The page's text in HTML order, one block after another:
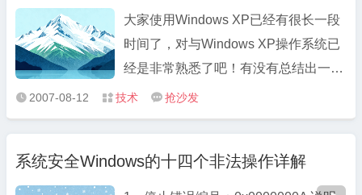
大家使用Windows XP已经有很长一段
时间了，对与Windows XP操作系统已
经是非常熟悉了吧！有没有总结出一些
的经验来与大家共享呢？下面笔者就把
在使用Windows XP操作系统过程中积
使用Windows XP操作系统的过程中能
快速上手。熟练的掌握XP的使用技巧
 2007-08-12  技术  抢沙发
系统安全Windows的十四个非法操作详解